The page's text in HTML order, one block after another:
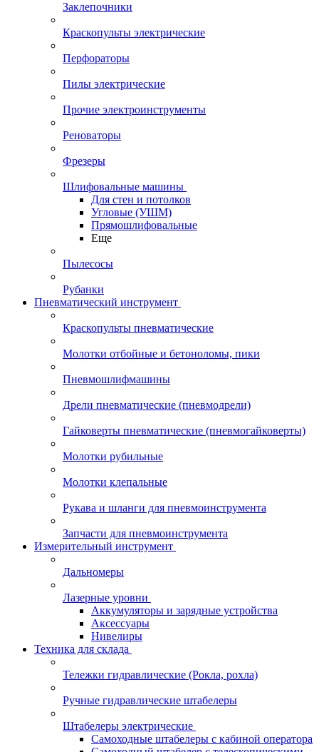
Заклепочники
Краскопульты электрические
Перфораторы
Пилы электрические
Прочие электроинструменты
Реноваторы
Фрезеры
Шлифовальные машины
Для стен и потолков
Угловые (УШМ)
Прямошлифовальные
Еще
Пылесосы
Рубанки
Пневматический инструмент
Краскопульты пневматические
Молотки отбойные и бетоноломы, пики
Пневмошлифмашины
Дрели пневматические (пневмодрели)
Гайковерты пневматические (пневмогайковерты)
Молотки рубильные
Молотки клепальные
Рукава и шланги для пневмоинструмента
Запчасти для пневмоинструмента
Измерительный инструмент
Дальномеры
Лазерные уровни
Аккумуляторы и зарядные устройства
Аксессуары
Нивелиры
Техника для склада
Тележки гидравлические (Рокла, рохла)
Ручные гидравлические штабелеры
Штабелеры электрические
Самоходные штабелеры с кабиной оператора